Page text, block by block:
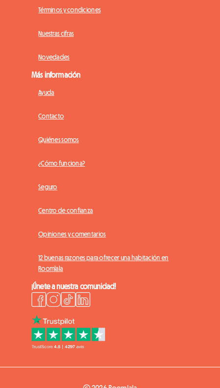
Términos y condiciones
Nuestras cifras
Novedades
Más información
Ayuda
Contacto
Quiénes somos
¿Cómo funciona?
Seguro
Centro de confianza
Opiniones y comentarios
12 buenas razones para ofrecer una habitación en
Roomlala
¡Únete a nuestra comunidad!